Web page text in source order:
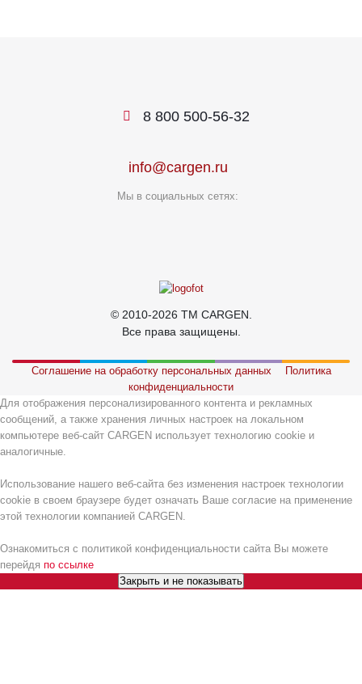
8 800 500-56-32
info@cargen.ru
Мы в социальных сетях:
© 2010-2026 TM CARGEN.
Все права защищены.
Соглашение на обработку персональных данных
Политика
конфиденциальности
Для отображения персонализированного контента и рекламных
сообщений, а также хранения личных настроек на локальном
компьютере веб-сайт CARGEN использует технологию cookie и
аналогичные.
Использование нашего веб-сайта без изменения настроек технологии
cookie в своем браузере будет означать Ваше согласие на применение
этой технологии компанией CARGEN.
Ознакомиться с политикой конфиденциальности сайта Вы можете
перейдя по ссылке
Закрыть и не показывать